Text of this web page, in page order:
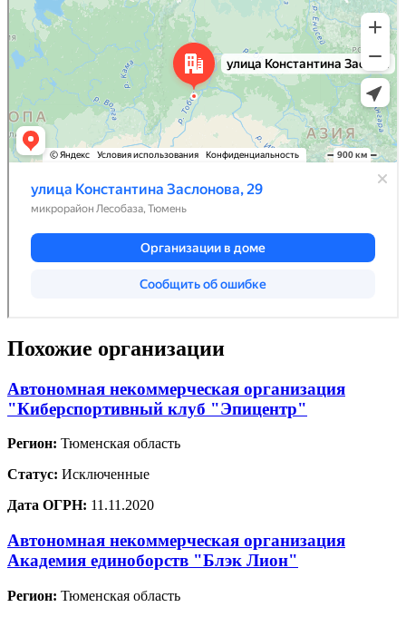
Похожие организации
Автономная некоммерческая организация
"Киберспортивный клуб "Эпицентр"
Регион: Тюменская область
Статус: Исключенные
Дата ОГРН: 11.11.2020
Автономная некоммерческая организация
Академия единоборств "Блэк Лион"
Регион: Тюменская область